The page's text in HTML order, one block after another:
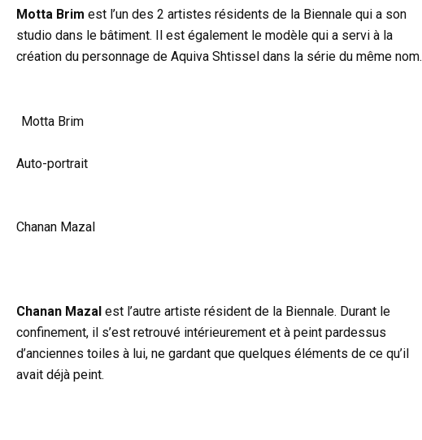
Motta Brim est l’un des 2 artistes résidents de la Biennale qui a son
studio dans le bâtiment. Il est également le modèle qui a servi à la
création du personnage de Aquiva Shtissel dans la série du même nom.
Motta Brim
Auto-portrait
Chanan Mazal
Chanan Mazal est l’autre artiste résident de la Biennale. Durant le
confinement, il s’est retrouvé intérieurement et à peint pardessus
d’anciennes toiles à lui, ne gardant que quelques éléments de ce qu’il
avait déjà peint.